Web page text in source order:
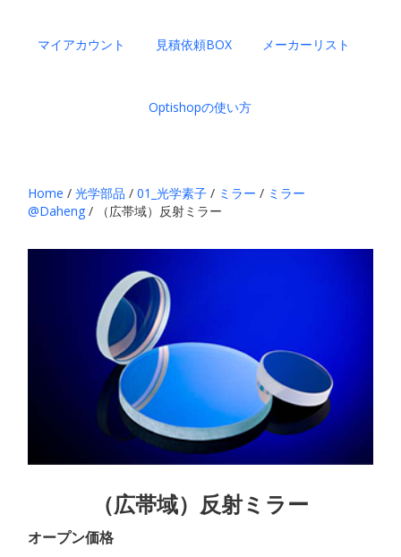
マイアカウント 見積依頼BOX メーカーリスト
Optishopの使い方
Home /光学部品 /01_光学素子 / ミラー / ミラー
@Daheng / （広帯域）反射ミラー
（広帯域）反射ミラー
オープン価格